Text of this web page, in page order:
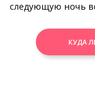
следующую ночь
КУДА